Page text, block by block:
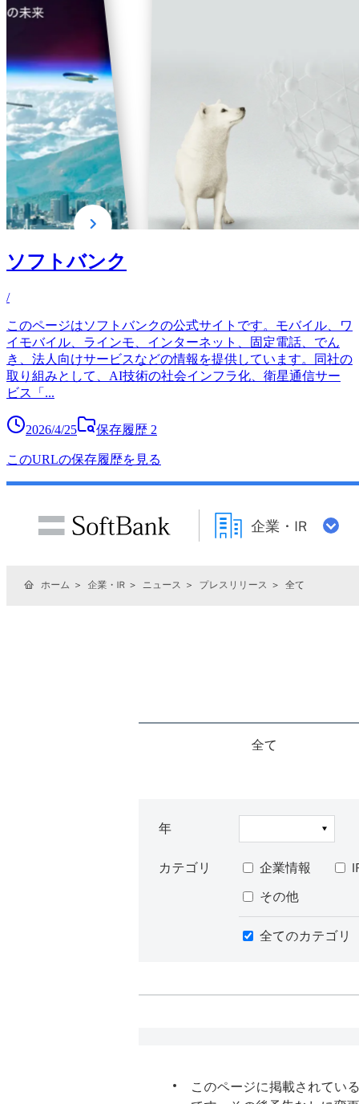
ソフトバンク
/
このページはソフトバンクの公式サイトです。モバイル、ワ
イモバイル、ラインモ、インターネット、固定電話、でん
き、法人向けサービスなどの情報を提供しています。同社の
取り組みとして、AI技術の社会インフラ化、衛星通信サー
ビス「 ...
2026/4/25 保存履歴 2
このURLの保存履歴を見る